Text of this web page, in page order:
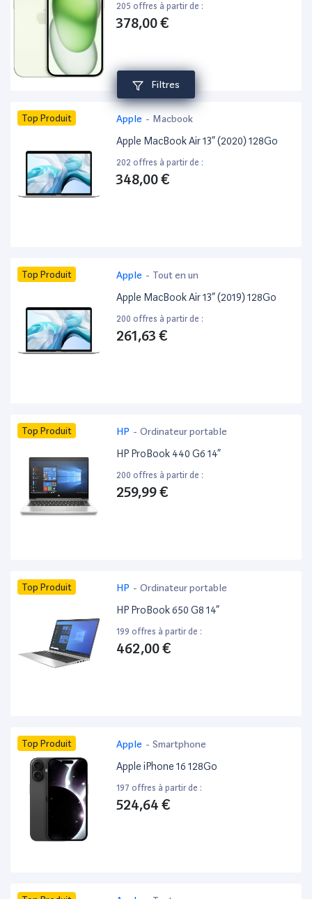
Filtres
205 offres à partir de :
378,00 €
Top Produit Apple - Macbook
Apple MacBook Air 13” (2020) 128Go
202 offres à partir de :
348,00 €
Top Produit Apple - Tout en un
Apple MacBook Air 13” (2019) 128Go
200 offres à partir de :
261,63 €
Top Produit HP - Ordinateur portable
HP ProBook 440 G6 14”
200 offres à partir de :
259,99 €
Top Produit HP - Ordinateur portable
HP ProBook 650 G8 14”
199 offres à partir de :
462,00 €
Top Produit Apple - Smartphone
Apple iPhone 16 128Go
197 offres à partir de :
524,64 €